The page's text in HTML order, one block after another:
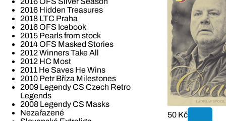
2016 Hidden Treasures
2018 LTC Praha
2016 OFS Icebook
2015 Pearls from stock
2014 OFS Masked Stories
2012 Winners Take All
2012 HC Most
2011 He Saves He Wins
2010 Petr Bříza Milestones
2009 Legendy CS Czech Retro
Legends
2008 Legendy CS Masks
Nezařazené
50 Kč